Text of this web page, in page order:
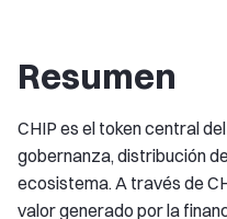
Resumen
CHIP es el token central
gobernanza, distribución
ecosistema. A través de
valor generado por la